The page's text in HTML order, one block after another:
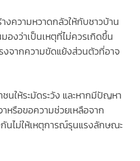
ความหวาดกลัวให้กับชาวบ้าน
งว่าเป็นเหตุที่ไม่ควรเกิดขึ้น
จากความขัดแย้งส่วนตัวที่อาจ
นให้ระมัดระวัง และหากมีปัญหา
หรือขอความช่วยเหลือจาก
นไม่ให้เหตุการณ์รุนแรงลักษณะ